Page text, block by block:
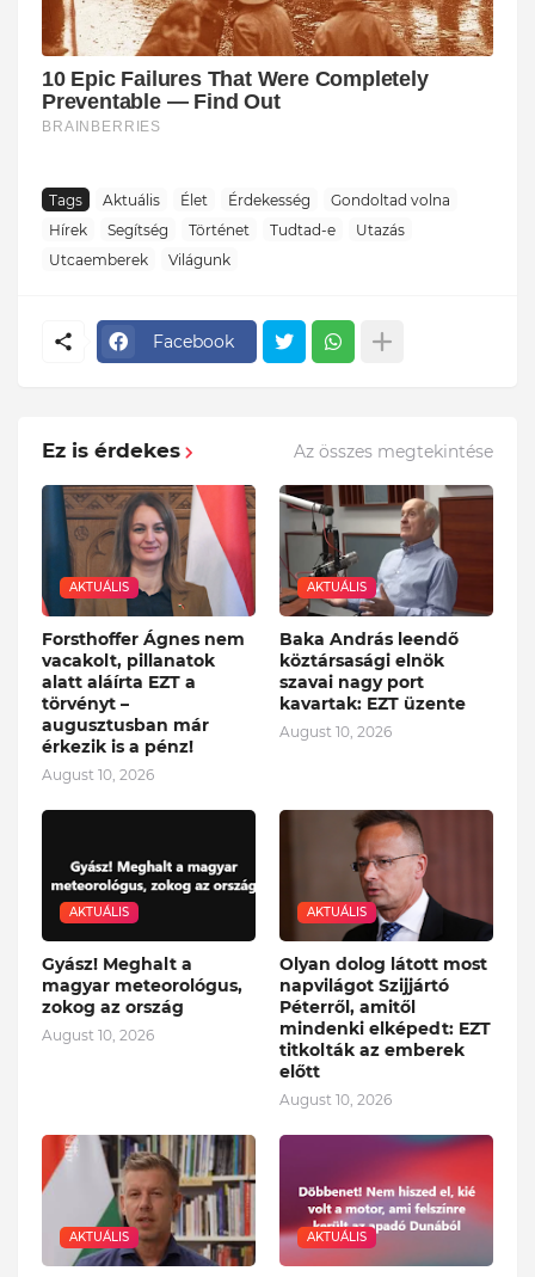
Tags Aktuális Élet Érdekesség
Gondoltad volna
Hírek
Segítség Történet Tudtad-e
Utazás
Utcaemberek
Világunk
Facebook
Ez is érdekes Az összes megtekintése
AKTUÁLIS
Forsthoffer Ágnes nem
vacakolt, pillanatok
alatt aláírta EZT a
törvényt –
augusztusban már
érkezik is a pénz!
August 10, 2026
AKTUÁLIS
Baka András leendő
köztársasági elnök
szavai nagy port
kavartak: EZT üzente
August 10, 2026
AKTUÁLIS
Gyász! Meghalt a
magyar meteorológus,
zokog az ország
August 10, 2026
AKTUÁLIS
Olyan dolog látott most
napvilágot Szijjártó
Péterről, amitől
mindenki elképedt: EZT
titkolták az emberek
előtt
August 10, 2026
AKTUÁLIS AKTUÁLIS